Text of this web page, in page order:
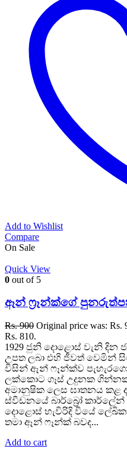
Add to Wishlist
Compare
On Sale
Quick View
0 out of 5
ඈන් ෆ්‍රෑන්ක්ගේ
Rs.900 Original price was: Rs.
Rs. 810.
1929 ජුනි දොළොස් වැනි දින
උපත ලබා එහි ජීවත් වෙමින්
විසින් ඈන් ෆෑන්ක්ව
ලක්කොට ගෑස් උදුනක
අමානුෂික ලෙස ඝාතනය කළ ද
ස්වීඩනයේ බාර්බ්‍රෝ
දොළොස් හැවිරිදි වියේ
තමා ඈන් ෆෑන්ක් බවද...
Add to cart